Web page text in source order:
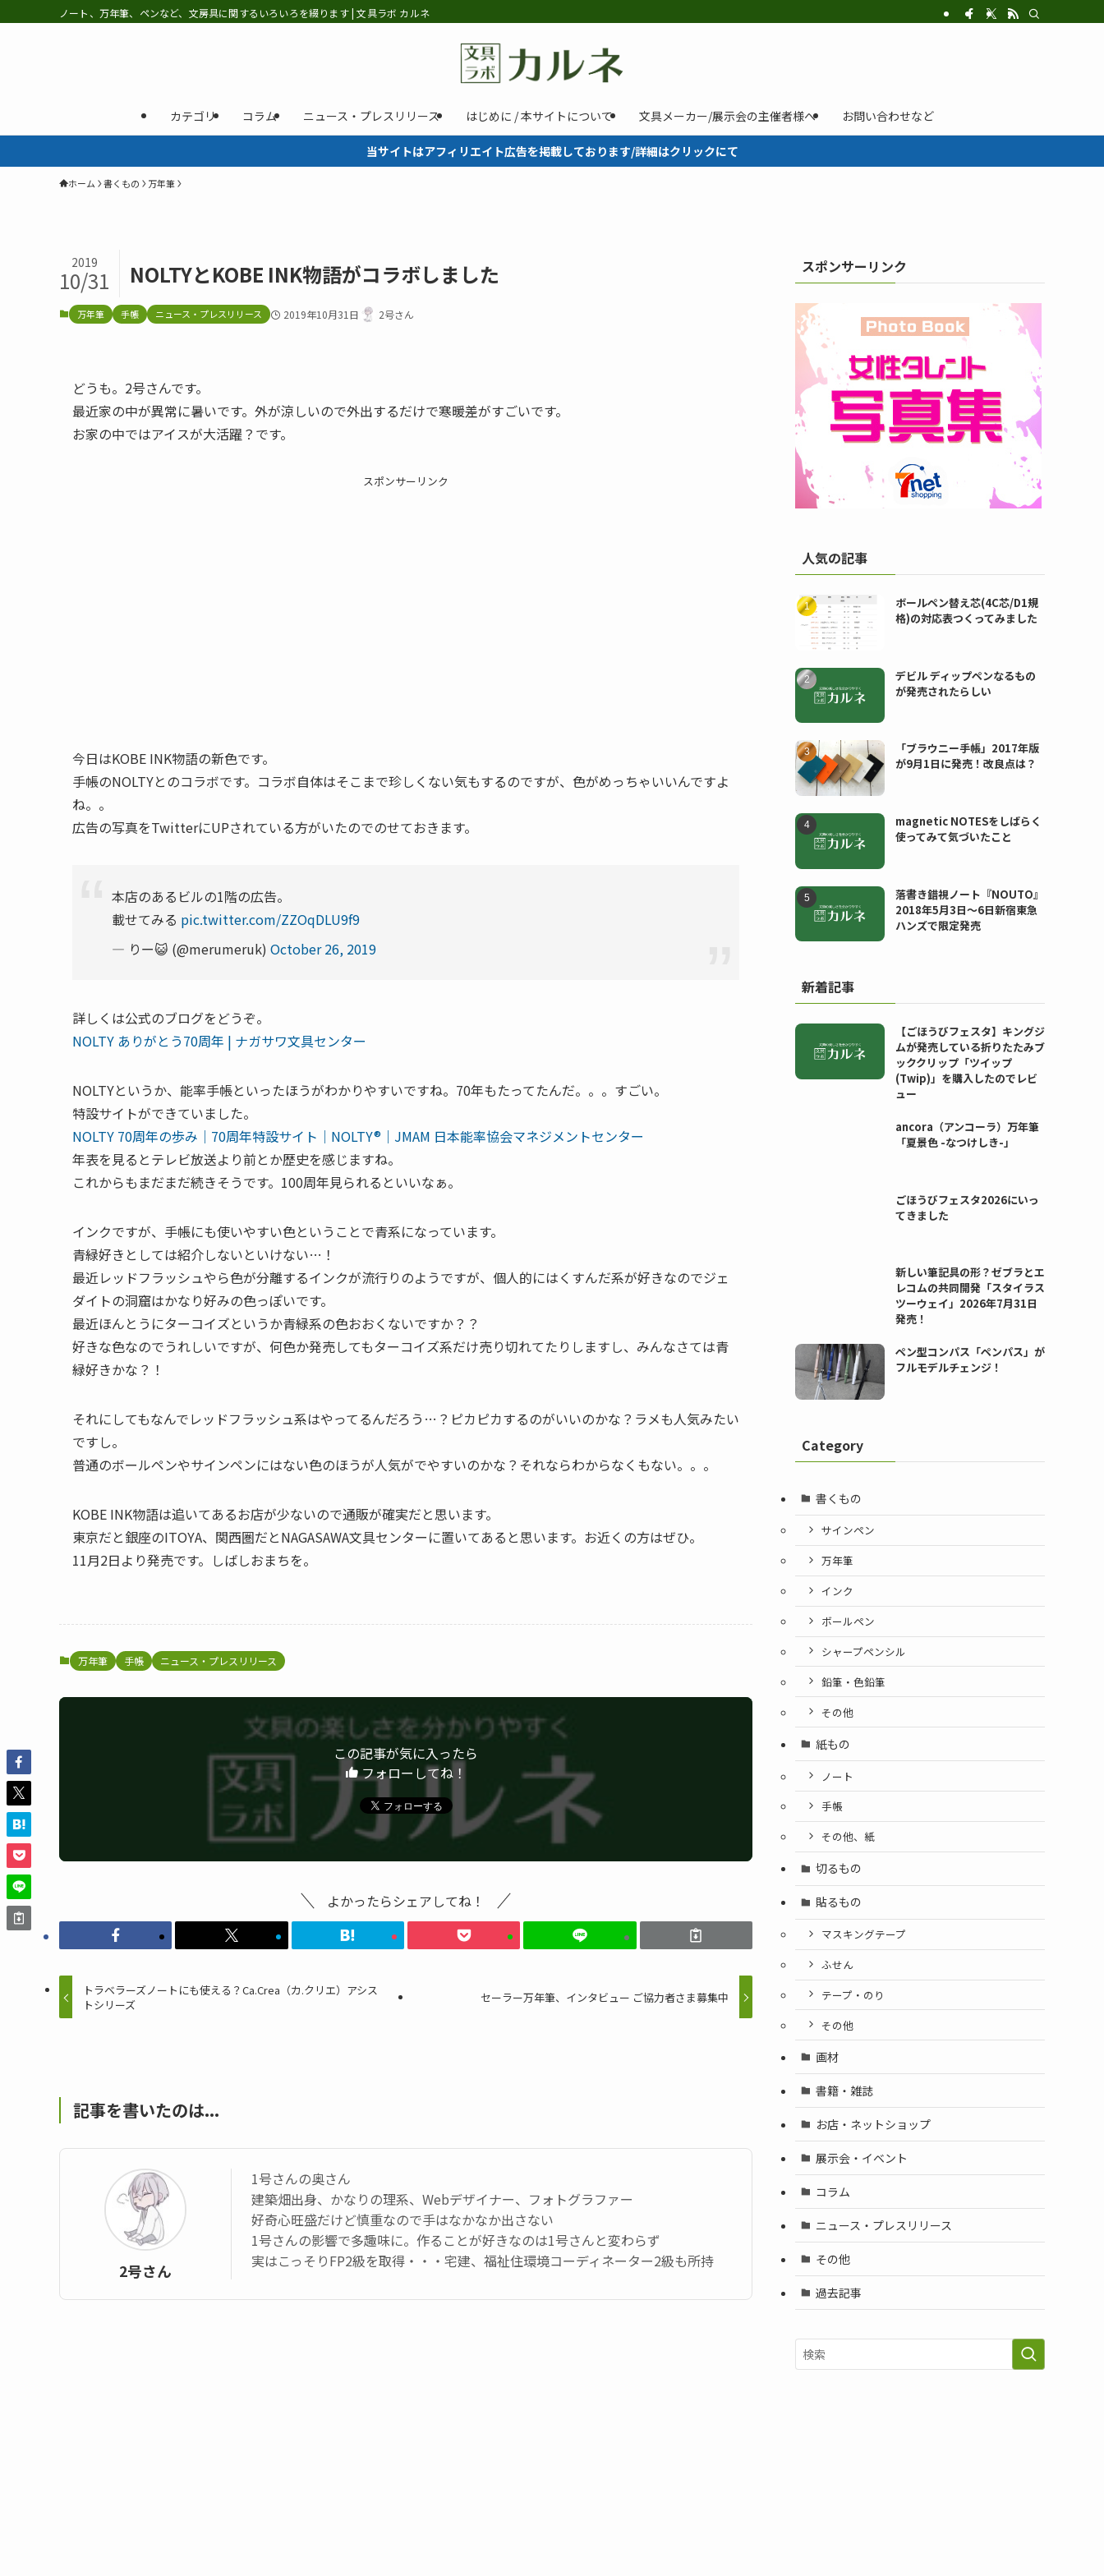
ノート、万年筆、ペンなど、文房具に関するいろいろを綴ります | 文具ラボ カルネ
カテゴリ コラム ニュース・プレスリリース はじめに / 本サイトについて 文具メーカー/展示会の主催者様へ お問い合わせなど
当サイトはアフィリエイト広告を掲載しております/詳細はクリックにて
ホーム 書くもの 万年筆
NOLTYとKOBE INK物語がコラボしました
2019
10/31
万年筆 手帳 ニュース・プレスリリース 2019年10月31日 2号さん
どうも。2号さんです。
最近家の中が異常に暑いです。外が涼しいので外出するだけで寒暖差がすごいです。
お家の中ではアイスが大活躍？です。
スポンサーリンク
今日はKOBE INK物語の新色です。
手帳のNOLTYとのコラボです。コラボ自体はそこまで珍しくない気もするのですが、色がめっちゃいいんですよ
ね。。
広告の写真をTwitterにUPされている方がいたのでのせておきます。
本店のあるビルの1階の広告。
載せてみる pic.twitter.com/ZZOqDLU9f9
— りー😺 (@merumeruk) October 26, 2019
詳しくは公式のブログをどうぞ。
NOLTY ありがとう70周年 | ナガサワ文具センター
NOLTYというか、能率手帳といったほうがわかりやすいですね。70年もたってたんだ。。。すごい。
特設サイトができていました。
NOLTY 70周年の歩み｜70周年特設サイト｜NOLTY®｜JMAM 日本能率協会マネジメントセンター
年表を見るとテレビ放送より前とか歴史を感じますね。
これからもまだまだ続きそうです。100周年見られるといいなぁ。
インクですが、手帳にも使いやすい色ということで青系になっています。
青緑好きとしては紹介しないといけない…！
最近レッドフラッシュやら色が分離するインクが流行りのようですが、個人的にはくすんだ系が好きなのでジェ
ダイトの洞窟はかなり好みの色っぽいです。
最近ほんとうにターコイズというか青緑系の色おおくないですか？？
好きな色なのでうれしいですが、何色か発売してもターコイズ系だけ売り切れてたりしますし、みんなさては青
緑好きかな？！
それにしてもなんでレッドフラッシュ系はやってるんだろう…？ピカピカするのがいいのかな？ラメも人気みたい
ですし。
普通のボールペンやサインペンにはない色のほうが人気がでやすいのかな？それならわからなくもない。。。
KOBE INK物語は追いてあるお店が少ないので通販が確実だと思います。
東京だと銀座のITOYA、関西圏だとNAGASAWA文具センターに置いてあると思います。お近くの方はぜひ。
11月2日より発売です。しばしおまちを。
万年筆 手帳 ニュース・プレスリリース
この記事が気に入ったら
フォローしてね！
よかったらシェアしてね！
トラベラーズノートにも使える？Ca.Crea（カ.クリエ）アシス
トシリーズ
セーラー万年筆、インタビュー ご協力者さま募集中
記事を書いたのは...
2号さん
1号さんの奥さん
建築畑出身、かなりの理系、Webデザイナー、フォトグラファー
好奇心旺盛だけど慎重なので手はなかなか出さない
1号さんの影響で多趣味に。作ることが好きなのは1号さんと変わらず
実はこっそりFP2級を取得・・・宅建、福祉住環境コーディネーター2級も所持
スポンサーリンク
人気の記事
ボールペン替え芯(4C芯/D1規
格)の対応表つくってみました
デビル ディップペンなるもの
が発売されたらしい
「ブラウニー手帳」2017年版
が9月1日に発売！改良点は？
magnetic NOTESをしばらく
使ってみて気づいたこと
落書き錯視ノート『NOUTO』
2018年5月3日〜6日新宿東急
ハンズで限定発売
新着記事
【ごほうびフェスタ】キングジ
ムが発売している折りたたみブ
ッククリップ「ツイップ
(Twip)」を購入したのでレビ
ュー
ancora（アンコーラ）万年筆
「夏景色 -なつけしき-」
ごほうびフェスタ2026にいっ
てきました
新しい筆記具の形？ゼブラとエ
レコムの共同開発「スタイラス
ツーウェイ」2026年7月31日
発売！
ペン型コンパス「ペンパス」が
フルモデルチェンジ！
Category
書くもの
サインペン
万年筆
インク
ボールペン
シャープペンシル
鉛筆・色鉛筆
その他
紙もの
ノート
手帳
その他、紙
切るもの
貼るもの
マスキングテープ
ふせん
テープ・のり
その他
画材
書籍・雑誌
お店・ネットショップ
展示会・イベント
コラム
ニュース・プレスリリース
その他
過去記事